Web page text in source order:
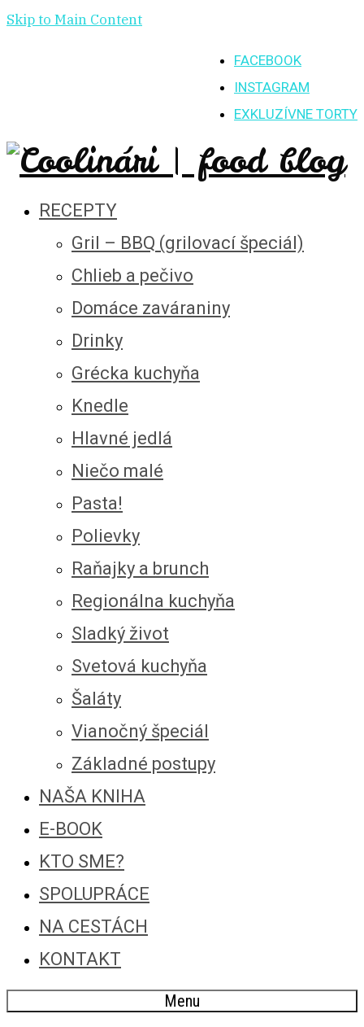
Skip to Main Content
FACEBOOK
INSTAGRAM
EXKLUZÍVNE TORTY
RECEPTY
Gril – BBQ (grilovací špeciál)
Chlieb a pečivo
Domáce zaváraniny
Drinky
Grécka kuchyňa
Knedle
Hlavné jedlá
Niečo malé
Pasta!
Polievky
Raňajky a brunch
Regionálna kuchyňa
Sladký život
Svetová kuchyňa
Šaláty
Vianočný špeciál
Základné postupy
NAŠA KNIHA
E-BOOK
KTO SME?
SPOLUPRÁCE
NA CESTÁCH
KONTAKT
Menu